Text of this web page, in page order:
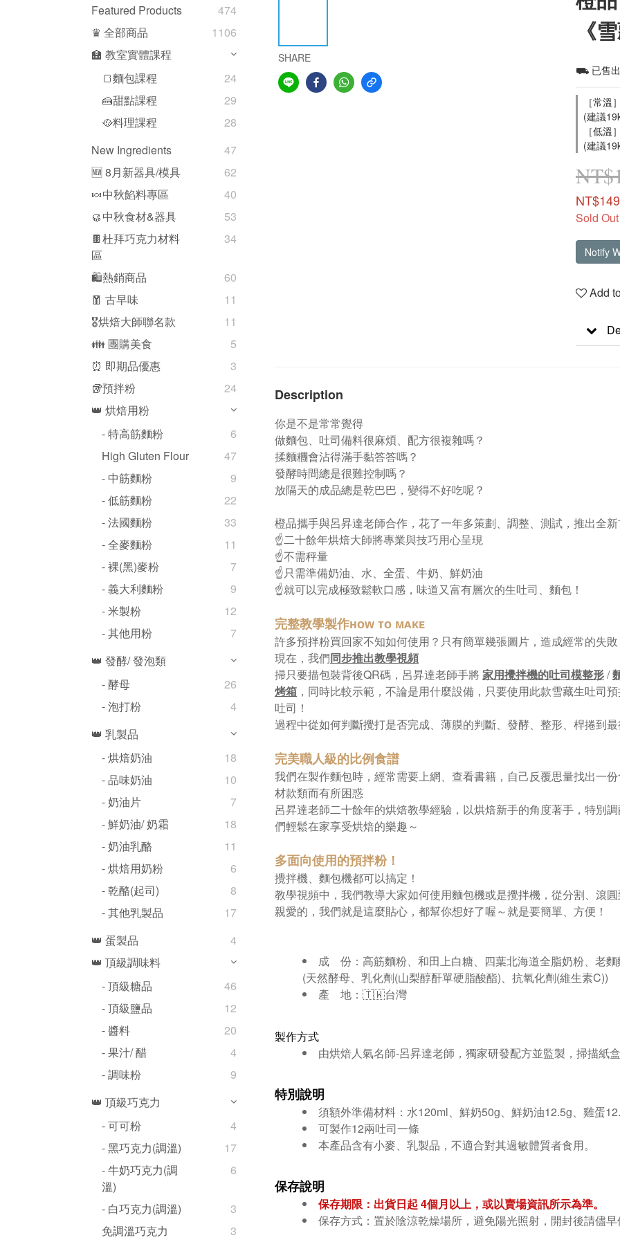
Featured Products
474
♛ 全部商品
1106
🏫 教室實體課程
🍞麵包課程
24
🍰甜點課程
29
🥘料理課程
28
New Ingredients
47
🆕 8月新器具/模具
62
🍬中秋餡料專區
40
🥮中秋食材&器具
53
🍫杜拜巧克力材料
區
34
🛍熱銷商品
60
🧧 古早味
11
🎖️烘焙大師聯名款
11
👪 團購美食
5
⏰ 即期品優惠
3
🥡預拌粉
24
👑 烘焙用粉
- 特高筋麵粉
6
High Gluten Flour
47
- 中筋麵粉
9
- 低筋麵粉
22
- 法國麵粉
33
- 全麥麵粉
11
- 裸(黑)麥粉
7
- 義大利麵粉
9
- 米製粉
12
- 其他用粉
7
👑 發酵/ 發泡類
- 酵母
26
- 泡打粉
4
👑 乳製品
- 烘焙奶油
18
- 品味奶油
10
- 奶油片
7
- 鮮奶油/ 奶霜
18
- 奶油乳酪
11
- 烘焙用奶粉
6
- 乾酪(起司)
8
- 其他乳製品
17
👑 蛋製品
4
👑 頂級調味料
- 頂級糖品
46
- 頂級鹽品
12
- 醬料
20
- 果汁/ 醋
4
- 調味粉
9
👑 頂級巧克力
- 可可粉
4
- 黑巧克力(調溫)
17
- 牛奶巧克力(調
溫)
6
- 白巧克力(調溫)
3
免調溫巧克力
3
SHARE
《
⛟ 已售
［常
(建議
［低
(建議
NT$149
Sold Out
Notify
Add
Description
你是不是常常覺得
做麵包、吐司備料很麻煩、配方很複雜嗎？
揉麵糰會沾得滿手黏答答嗎？
發酵時間總是很難控制嗎？
放隔天的成品總是乾巴巴，變得不好吃呢？
橙品攜手與呂昇達老師合作，花了一年多策劃、調整、測試，推出全
☝️二十餘年烘焙大師將專業與技巧用心呈現
☝️不需秤量
☝️只需準備奶油、水、全蛋、牛奶、鮮奶油
☝️就可以完成極致鬆軟口感，味道又富有層次的生吐司、麵包！
完整教學製作ʜᴏᴡ ᴛᴏ ᴍᴀᴋᴇ
許多預拌粉買回家不知如何使用？只有簡單幾張圖片，造成經常的失
現在，我們同步推出教學視頻
掃只要描包裝背後QR碼，呂昇達老師手將家用攪拌機的吐司模整形/
烤箱 ，同時比較示範 ， 不論是用什麼設備，只要使用此款雪藏生吐司
吐司！
過程中從如何判斷攪打是否完成、薄膜的判斷、發酵、整形、桿捲到
完美職人級的比例食譜
我們在製作麵包時，經常需要上網、查看書籍，自己反覆思量找出一
材款類而有所困惑
呂昇達老師二十餘年的烘焙教學經驗，以烘焙新手的角度著手，特別
們輕鬆在家享受烘焙的樂趣～
多面向使用的預拌粉！
攪拌機、麵包機都可以搞定！
教學視頻中，我們教導大家如何使用麵包機或是攪拌機，從分割、滾
親愛的，我們就是這麼貼心，都幫你想好了喔～就是要簡單、方便！
成 份： 高筋麵粉、和田上白糖、四葉北海道全脂奶粉、老
(天然酵母、乳化劑(山梨醇酐單硬脂酸酯)、抗氧化劑(維生素C))
產 地：🇹🇼台灣
製作方式
由烘焙人氣名師-呂昇達老師，獨家研發配方並監製，掃描紙
特別說明
須額外準備材料：水120ml、鮮奶50g、鮮奶油12.5g、雞蛋
可製作12兩吐司一條
本產品含有小麥、乳製品 ，不適合對其過敏體質者食用。
保存說明
保存期限：出貨日起 4個月以上，或以賣場資訊所示為準。
保存方式： 置於陰涼乾燥場所，避免陽光照射，開封後請儘